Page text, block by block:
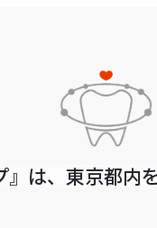
』は、東京都